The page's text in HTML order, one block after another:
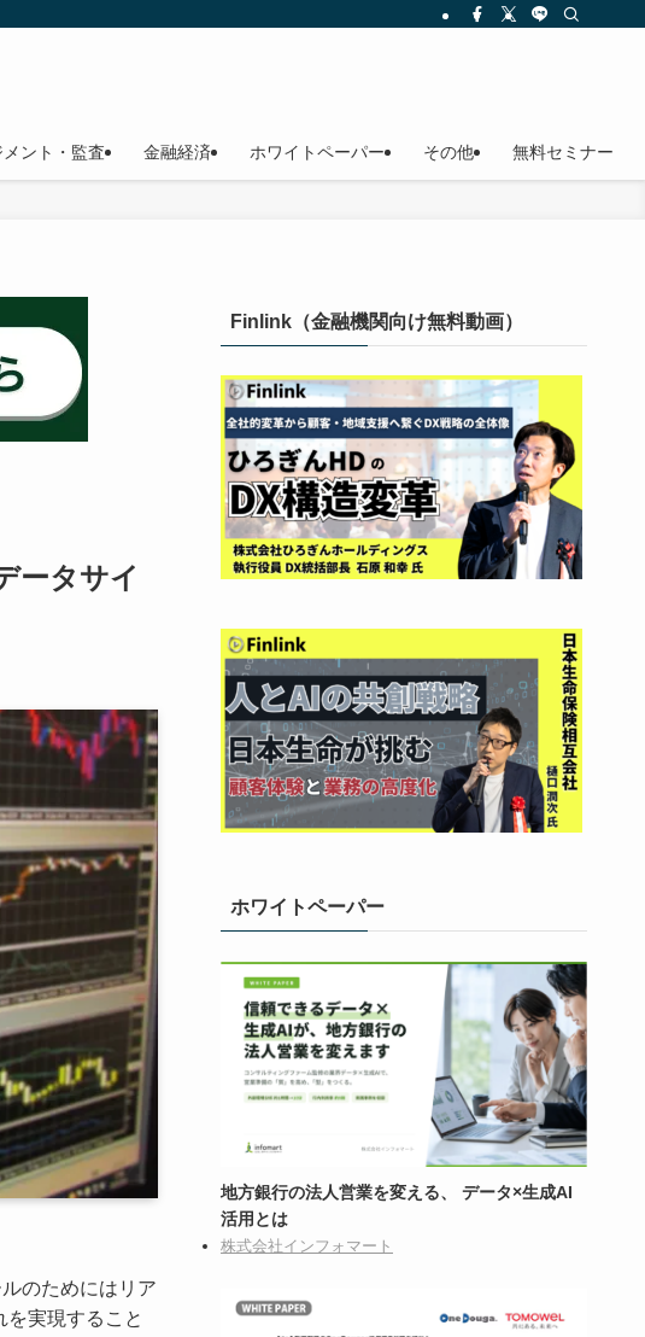
ント・監査 金融経済 ホワイトペーパー その他 無料セミナー
ータサイ
のためにはリア
実現すること
Finlink（金融機関向け無料動画）
ホワイトペーパー
地方銀行の法人営業を変える、 データ×生成AI
活用とは
株式会社インフォマート